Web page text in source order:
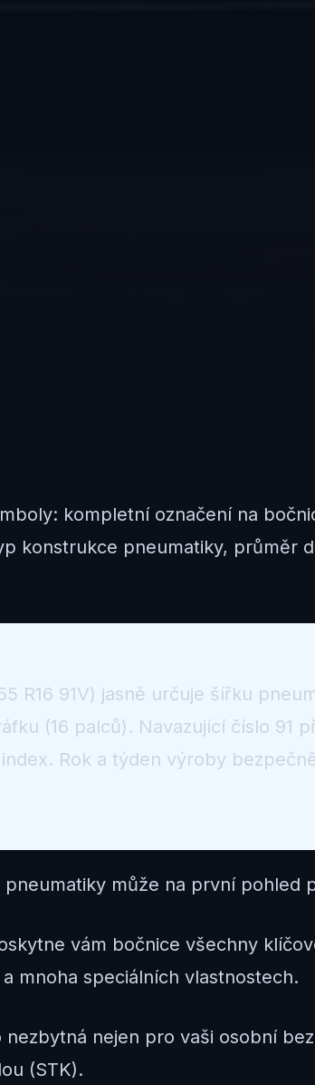
kompletní označení na
konstrukce pneumatiky, průměr
R16 91V) jasně určuje šířku
(16 palců). Navazující číslo 91
Rok a týden výroby
může na první pohled
vám bočnice všechny
mnoha speciálních vlastnostech.
nejen pro vaši osobní
(STK).